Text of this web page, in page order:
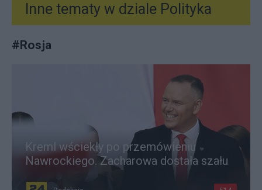
Inne tematy w dziale Polityka
#Rosja
Kreml wściekły po przemówieniu
Nawrockiego. Zacharowa dostała szału